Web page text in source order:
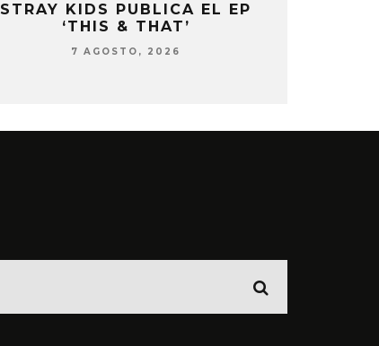
STRAY KIDS PUBLICA EL EP
‘THIS & THAT’
7 AGOSTO, 2026